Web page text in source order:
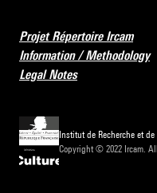
Projet Répertoire Ircam
Information / Methodology
Legal Notes
Institut de Recherche et
Copyright © 2022 Ircam.